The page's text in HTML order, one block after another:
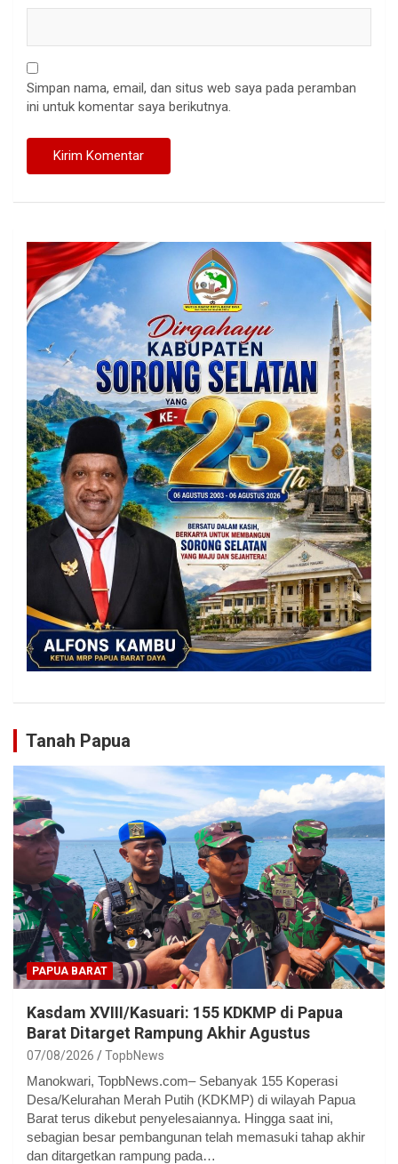
Simpan nama, email, dan situs web saya pada peramban
ini untuk komentar saya berikutnya.
Tanah Papua
PAPUA BARAT
Kasdam XVIII/Kasuari: 155 KDKMP di Papua
Barat Ditarget Rampung Akhir Agustus
07/08/2026 TopbNews
Manokwari, TopbNews.com– Sebanyak 155 Koperasi
Desa/Kelurahan Merah Putih (KDKMP) di wilayah Papua
Barat terus dikebut penyelesaiannya. Hingga saat ini,
sebagian besar pembangunan telah memasuki tahap akhir
dan ditargetkan rampung pada…